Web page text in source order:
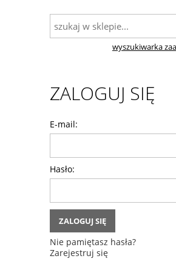
wyszukiwarka
ZALOGUJ SIĘ
E-mail:
Hasło:
ZALOGUJ SIĘ
Nie pamiętasz hasła?
Zarejestruj się